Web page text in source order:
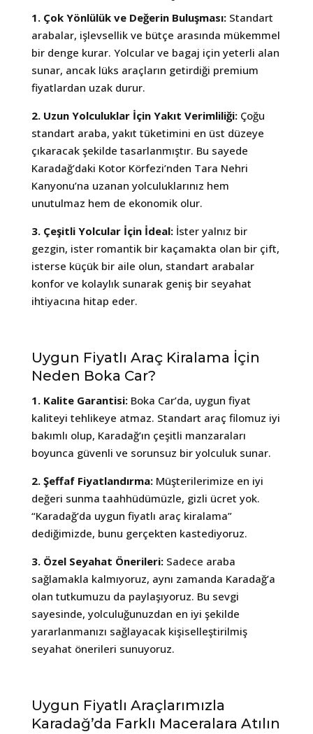
1. Çok Yönlülük ve Değerin Buluşması:Standart
arabalar, işlevsellik ve bütçe arasında mükemmel
bir denge kurar. Yolcular ve bagaj için yeterli alan
sunar, ancak lüks araçların getirdiği premium
fiyatlardan uzak durur.
2. Uzun Yolculuklar İçin Yakıt Verimliliği:Çoğu
standart araba, yakıt tüketimini en üst düzeye
çıkaracak şekilde tasarlanmıştır. Bu sayede
Karadağ’daki Kotor Körfezi’nden Tara Nehri
Kanyonu’na uzanan yolculuklarınız hem
unutulmaz hem de ekonomik olur.
3. Çeşitli Yolcular İçin İdeal:İster yalnız bir
gezgin, ister romantik bir kaçamakta olan bir çift,
isterse küçük bir aile olun, standart arabalar
konfor ve kolaylık sunarak geniş bir seyahat
ihtiyacına hitap eder.
Uygun Fiyatlı Araç Kiralama İçin
Neden Boka Car?
1. Kalite Garantisi:Boka Car’da, uygun fiyat
kaliteyi tehlikeye atmaz. Standart araç filomuz iyi
bakımlı olup, Karadağ’ın çeşitli manzaraları
boyunca güvenli ve sorunsuz bir yolculuk sunar.
2. Şeffaf Fiyatlandırma:Müşterilerimize en iyi
değeri sunma taahhüdümüzle, gizli ücret yok.
“Karadağ’da uygun fiyatlı araç kiralama”
dediğimizde, bunu gerçekten kastediyoruz.
3. Özel Seyahat Önerileri:Sadece araba
sağlamakla kalmıyoruz, aynı zamanda Karadağ’a
olan tutkumuzu da paylaşıyoruz. Bu sevgi
sayesinde, yolculuğunuzdan en iyi şekilde
yararlanmanızı sağlayacak kişiselleştirilmiş
seyahat önerileri sunuyoruz.
Uygun Fiyatlı Araçlarımızla
Karadağ’da Farklı Maceralara Atılın